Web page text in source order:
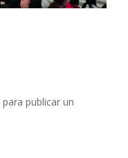
para publicar un